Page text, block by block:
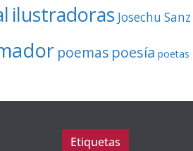
ilustradoras Josechu Sanz
poemas poesía poetas
Etiquetas